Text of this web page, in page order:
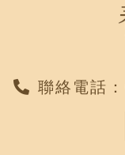
聯絡電話：